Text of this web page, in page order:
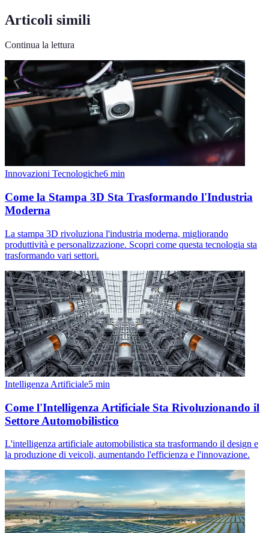
Articoli simili
Continua la lettura
Innovazioni Tecnologiche6 min
Come la Stampa 3D Sta Trasformando l'Industria
Moderna
La stampa 3D rivoluziona l'industria moderna, migliorando
produttività e personalizzazione. Scopri come questa tecnologia sta
trasformando vari settori.
Intelligenza Artificiale5 min
Come l'Intelligenza Artificiale Sta Rivoluzionando il
Settore Automobilistico
L'intelligenza artificiale automobilistica sta trasformando il design e
la produzione di veicoli, aumentando l'efficienza e l'innovazione.